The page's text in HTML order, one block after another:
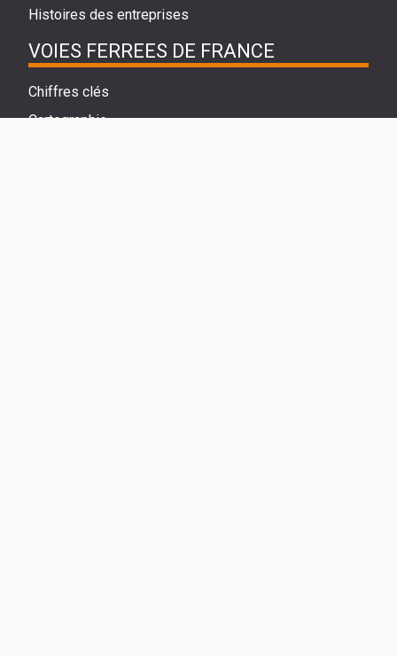
Histoires des entreprises
VOIES FERREES DE FRANCE
Chiffres clés
Cartographie